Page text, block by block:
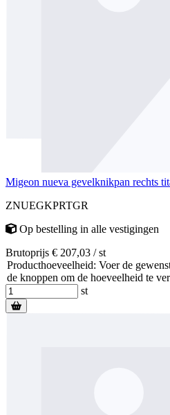
Migeon nueva gevelknikpan rechts
ZNUEGKPRTGR
Op bestelling in alle vestigingen
Brutoprijs € 207,03 / st
Producthoeveelheid: Voer de
de knoppen om de hoeveelheid te
st